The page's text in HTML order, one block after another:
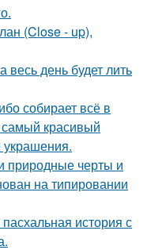
(Close - up),
день будет лить
собирает всё в
красивый
украшения.
природные черты и
на типировании
история с